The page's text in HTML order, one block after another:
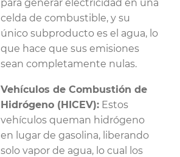
para generar electricidad en una
celda de combustible, y su
único subproducto es el agua, lo
que hace que sus emisiones
sean completamente nulas.
Vehículos de Combustión de
Hidrógeno (HICEV): Estos
vehículos queman hidrógeno
en lugar de gasolina, liberando
solo vapor de agua, lo cual los